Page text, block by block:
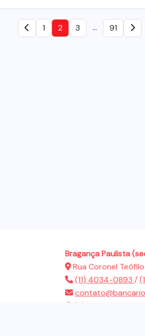
1 2 3 … 91
Bragança Paulista
Rua Coronel
(11) 4034-0893 /
(11) 94286-5522